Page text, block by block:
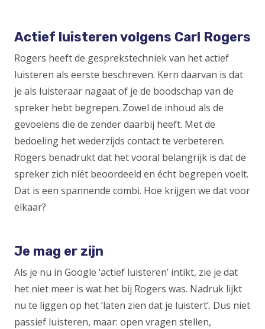
Actief luisteren volgens Carl Rogers
Rogers heeft de gesprekstechniek van het actief
luisteren als eerste beschreven. Kern daarvan is dat
je als luisteraar nagaat of je de boodschap van de
spreker hebt begrepen. Zowel de inhoud als de
gevoelens die de zender daarbij heeft. Met de
bedoeling het wederzijds contact te verbeteren.
Rogers benadrukt dat het vooral belangrijk is dat de
spreker zich níét beoordeeld en écht begrepen voelt.
Dat is een spannende combi. Hoe krijgen we dat voor
elkaar?
Je mag er zijn
Als je nu in Google ‘actief luisteren’ intikt, zie je dat
het niet meer is wat het bij Rogers was. Nadruk lijkt
nu te liggen op het ‘laten zien dat je luistert’. Dus niet
passief luisteren, maar: open vragen stellen,